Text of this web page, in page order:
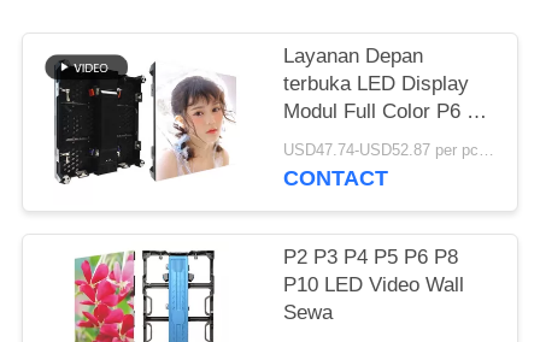
Layanan Depan
terbuka LED Display
Modul Full Color P6 P8
P10 Dengan Magnet
USD47.74-USD52.87 per pc MOQ:1pc
CONTACT
P2 P3 P4 P5 P6 P8
P10 LED Video Wall
Sewa